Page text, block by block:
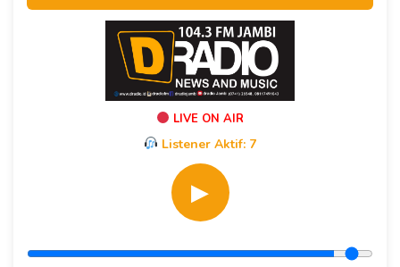
LIVE ON AIR
Listener Aktif: 7
▶